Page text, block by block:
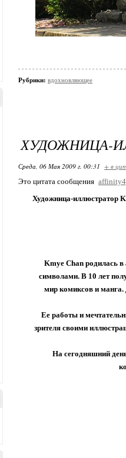
Рубрики: вдохновляющее
ХУДОЖНИЦА-
Среда, 06 Мая 2009 г. 00:31 + в
Это цитата сообщения
Художница-иллюстратор
Kmye Chan родилась в
символами. В 10 лет
мир комиксов и манга.
Ее работы и
зрителя своими
На сегодняшний